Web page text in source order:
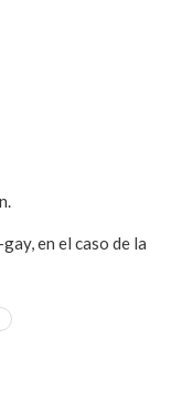
en el caso de la